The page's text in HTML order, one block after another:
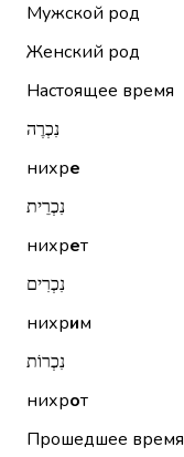
Мужской род
Женский род
Настоящее время
נִכְרֶה
нихре
נִכְרֵית
нихрет
נִכְרִים
нихрим
נִכְרוֹת
нихрот
Прошедшее время